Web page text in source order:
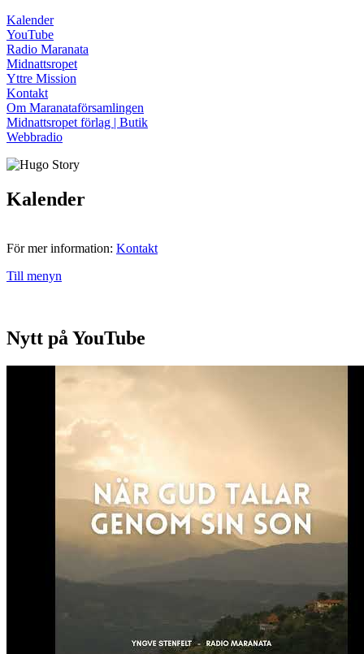
Kalender
YouTube
Radio Maranata
Midnattsropet
Yttre Mission
Kontakt
Om Maranataförsamlingen
Midnattsropet förlag | Butik
Webbradio
Kalender
För mer information: Kontakt
Till menyn
Nytt på YouTube